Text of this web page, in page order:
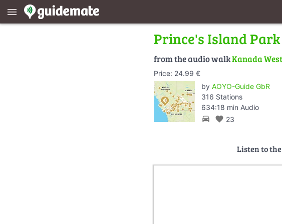
menu
Prince's Island Park
from the audio walkKanada
Price: 24.99 €
by AOYO-Guide GbR
316 Stations
634:18 min Audio
directions_car favorite 23
Listen to